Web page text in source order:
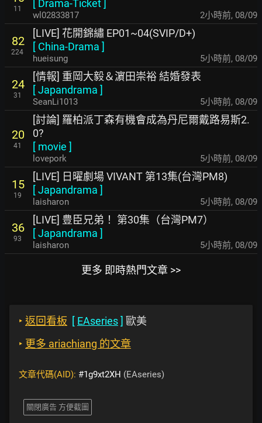
11
[ Drama-Ticket]
wl02833817 2小時前, 08/09
82
224
[LIVE] 花開錦繡 EP01~04(SVIP/D+)
[ China-Drama ]
hueisung 5小時前, 08/09
24
31
[情報] 重岡大毅＆濵田崇裕 結婚發表
[Japandrama ]
SeanLi1013 5小時前, 08/09
20
41
[討論] 羅柏派丁森有機會成為丹尼爾戴路易斯2.
0?
[ movie ]
lovepork 5小時前, 08/09
15
19
[LIVE] 日曜劇場 VIVANT 第13集(台灣PM8)
[Japandrama ]
laisharon 5小時前, 08/09
36
93
[LIVE] 豊臣兄弟！ 第30集（台灣PM7）
[Japandrama ]
laisharon 5小時前, 08/09
更多 即時熱門文章 >>
‣ 返回看板 [ EAseries] 歐美
‣ 更多 ariachiang 的文章
文章代碼(AID): #1g9xt2XH (EAseries)
關閉廣告 方便截圖